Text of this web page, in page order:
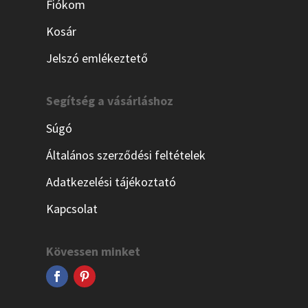
Fiókom
Kosár
Jelszó emlékeztető
Segítség a vásárláshoz
Súgó
Általános szerződési feltételek
Adatkezelési tájékoztató
Kapcsolat
Kövessen minket